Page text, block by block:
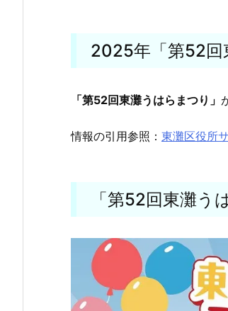
2025年「第52回
「第52回東灘うはらまつり」
情報の引用参照： 東灘区役所
「第52回東灘う